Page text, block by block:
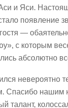
и Яси.
появление
—
с которым
абсолютно
невероятно
Спасибо нашим
талант,